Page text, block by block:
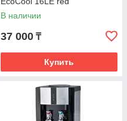
В наличии
37 000 ₸
Купить